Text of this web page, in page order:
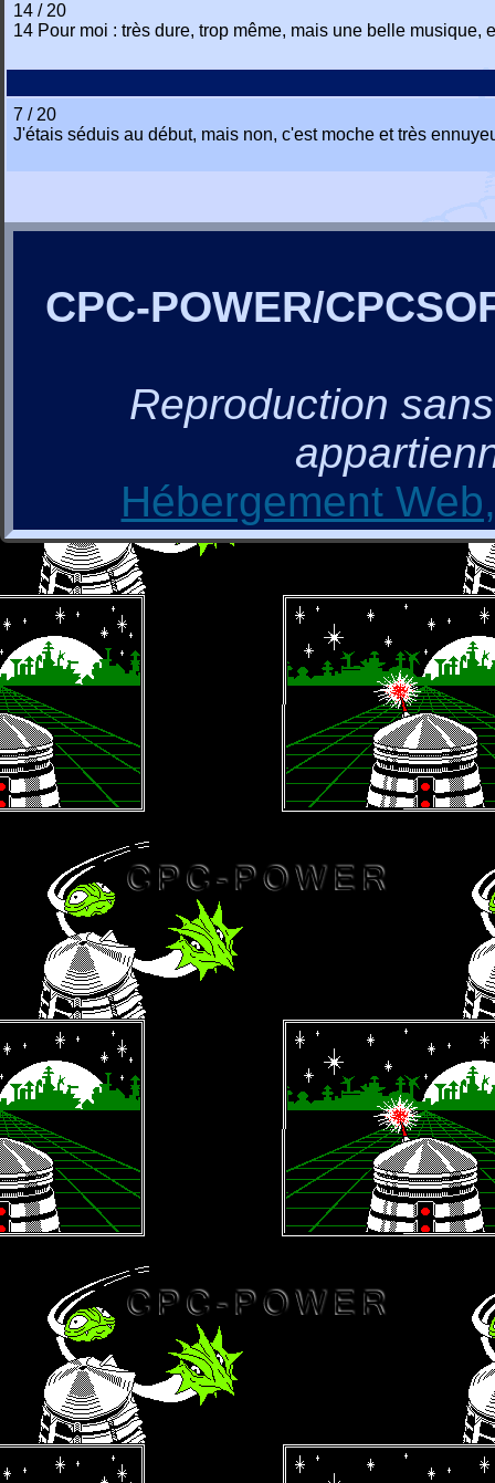
14 / 20
14 Pour moi : très dure, trop même, mais une belle
7 / 20
J'étais séduis au début, mais non, c'est moche et très
CPC-POWER/
Reproduction
Hébergement